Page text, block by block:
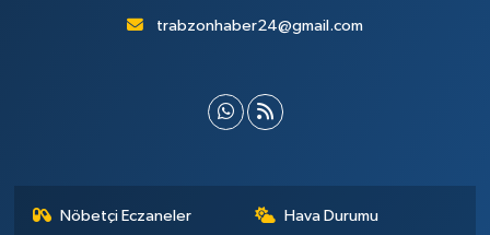
trabzonhaber24@gmail.com
Nöbetçi Eczaneler Hava Durumu